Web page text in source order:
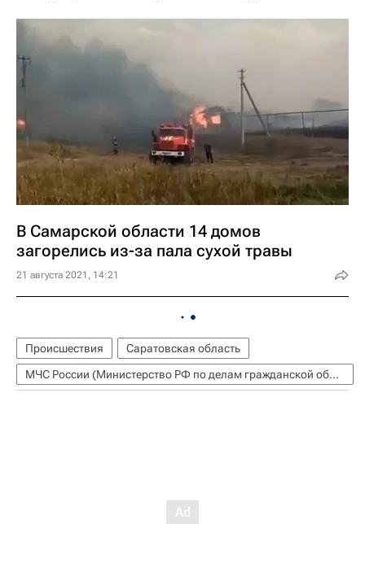
В Самарской области 14 домов
загорелись из-за пала сухой травы
21 августа 2021, 14:21
Происшествия
Саратовская область
МЧС России (Министерство РФ по делам гражданской обороны, чрезвычайным ситуациям и ликвидации последствий стихийных бедствий)